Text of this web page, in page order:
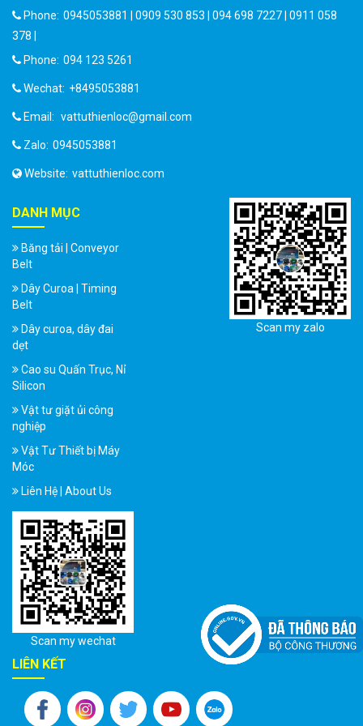
Phone: 0945053881 | 0909 530 853 | 094 698 7227 | 0911 058
378 |
Phone: 094 123 5261
Wechat: +8495053881
Email: vattuthienloc@gmail.com
Zalo: 0945053881
Website: vattuthienloc.com
DANH MỤC
Băng tải | Conveyor
Belt
Dây Curoa | Timing
Belt
Dây curoa, dây đai
dẹt
Cao su Quấn Trục, Nỉ
Silicon
Vật tư giặt ủi công
nghiệp
Vật Tư Thiết bị Máy
Móc
Liên Hệ | About Us
Scan my zalo
Scan my wechat
LIÊN KẾT